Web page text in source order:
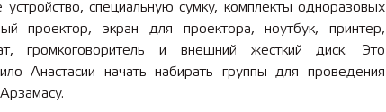
специальную сумку, комплекты одноразовых
проектор, экран для проектора, ноутбук, принтер,
громкоговоритель и внешний жесткий диск. Это
Анастасии начать набирать группы для проведения